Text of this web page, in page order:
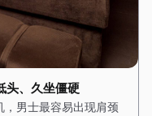
头、久坐僵硬
男士最容易出现肩颈